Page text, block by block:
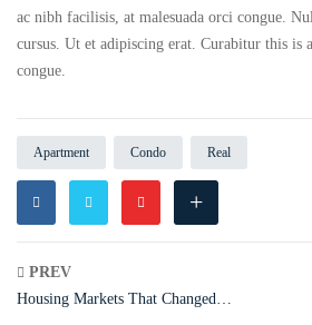
ac nibh facilisis, at malesuada orci congue.
cursus. Ut et adipiscing erat. Curabitur this is
congue.
Apartment Condo Real
+
PREV
Housing Markets That Changed